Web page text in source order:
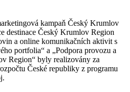
kampaň Český Krumlov
destinace Český Krumlov Region
a online komunikačních aktivit s
portfolia“ a „Podpora provozu a
Region“ byly realizovány za
České republiky z programu